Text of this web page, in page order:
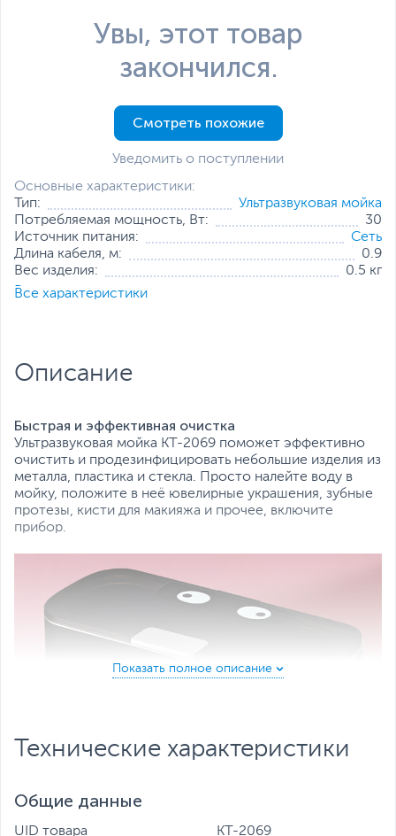
Основные характеристики:
Тип:
Ультразвуковая мойка
Потребляемая мощность, Вт:
30
Источник питания:
Сеть
Длина кабеля, м:
0.9
Вес изделия:
0.5 кг
Все характеристики
Все характеристики
Увы, этот товар
закончился.
Смотреть похожие
Уведомить о поступлении
Описание
Быстрая и эффективная очистка
Ультразвуковая мойка КТ-2069 поможет эффективно
очистить и продезинфицировать небольшие изделия из
металла, пластика и стекла. Просто налейте воду в
мойку, положите в неё ювелирные украшения, зубные
протезы, кисти для макияжа и прочее, включите
прибор.
Технические характеристики
Общие данные
UID товара КТ-2069